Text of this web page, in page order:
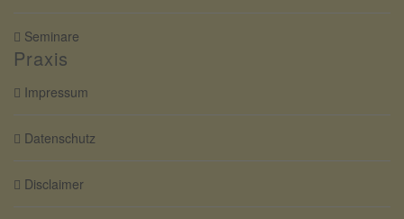
Seminare
Praxis
Impressum
Datenschutz
Disclaimer